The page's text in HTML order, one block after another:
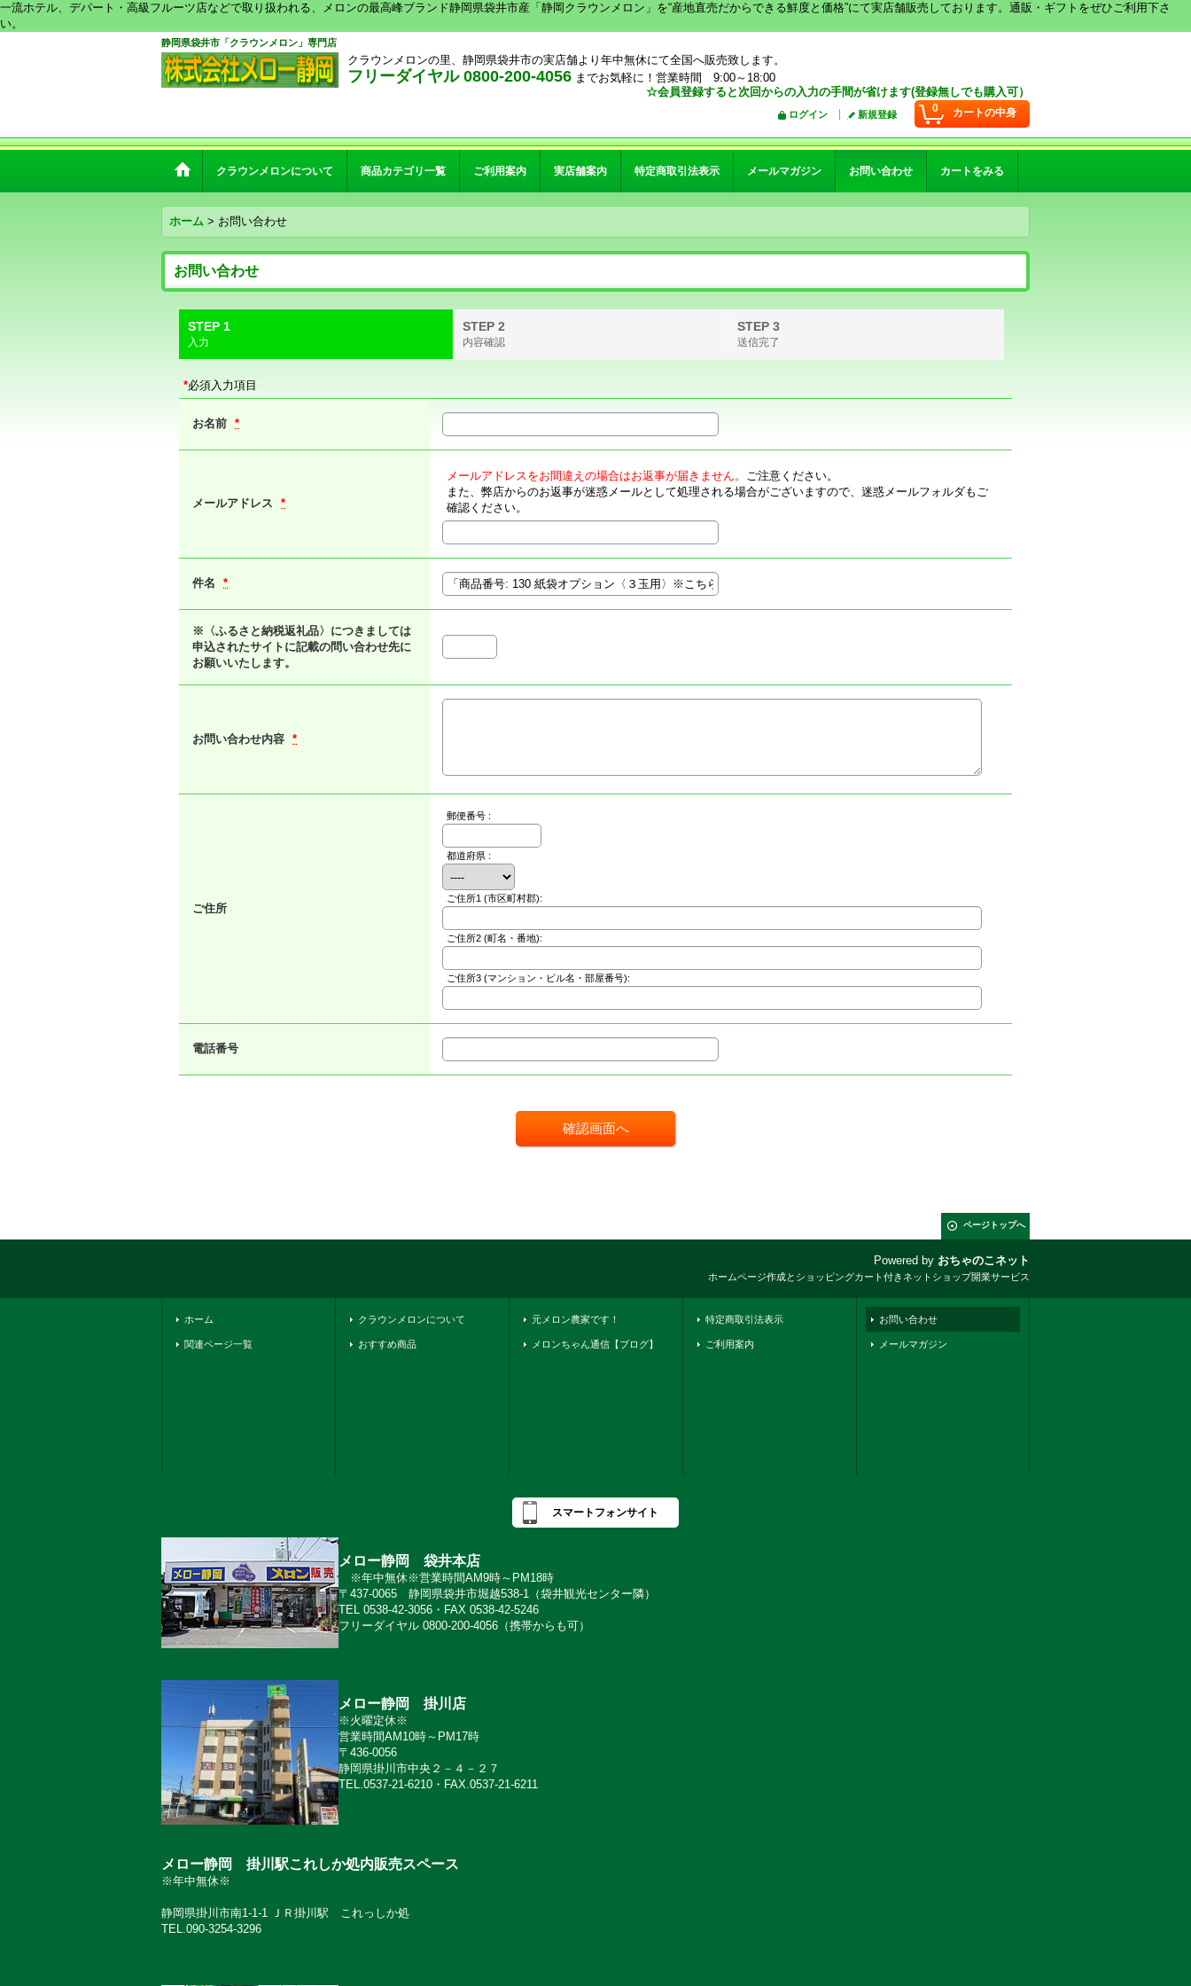
一流ホテル、デパート・高級フルーツ店などで取り扱われる、メロンの最高峰ブランド静岡県袋井市産「静岡クラウンメロン」を“産地直売だからできる鮮度と価格”にて実店舗販売しております。通販・ギフトをぜひご利用下さ
い。
静岡県袋井市「クラウンメロン」専門店
クラウンメロンの里、静岡県袋井市の実店舗より年中無休にて全国へ販売致します。
フリーダイヤル 0800-200-4056 までお気軽に！営業時間 9:00～18:00
☆会員登録すると次回からの入力の手間が省けます(登録無しでも購入可）
0 カートの中身
ログイン 新規登録
クラウンメロンについて 商品カテゴリ一覧 ご利用案内 実店舗案内 特定商取引法表示 メールマガジン お問い合わせ カートをみる
ホーム > お問い合わせ
お問い合わせ
STEP 1
入力
STEP 2
内容確認
STEP 3
送信完了
*必須入力項目
お名前 *
メールアドレス *
メールアドレスをお間違えの場合はお返事が届きません。 ご注意ください。
また、弊店からのお返事が迷惑メールとして処理される場合がございますので、迷惑メールフォルダもご
確認ください。
件名 *
※〈ふるさと納税返礼品〉につきましては
申込されたサイトに記載の問い合わせ先に
お願いいたします。
お問い合わせ内容 *
ご住所
郵便番号 :
都道府県 :
ご住所1 (市区町村郡):
ご住所2 (町名・番地):
ご住所3 (マンション・ビル名・部屋番号):
電話番号
ページトップへ
Powered by おちゃのこネット
ホームページ作成とショッピングカート付きネットショップ開業サービス
ホーム
関連ページ一覧
クラウンメロンについて
おすすめ商品
元メロン農家です！
メロンちゃん通信【ブログ】
特定商取引法表示
ご利用案内
お問い合わせ
メールマガジン
スマートフォンサイト
メロー静岡 袋井本店
※年中無休※営業時間AM9時～PM18時
〒437-0065 静岡県袋井市堀越538-1（袋井観光センター隣）
TEL 0538-42-3056・FAX 0538-42-5246
フリーダイヤル 0800-200-4056（携帯からも可）
メロー静岡 掛川店
※火曜定休※
営業時間AM10時～PM17時
〒436-0056
静岡県掛川市中央２－４－２７
TEL.0537-21-6210・FAX.0537-21-6211
メロー静岡 掛川駅これしか処内販売スペース
※年中無休※
静岡県掛川市南1-1-1 ＪＲ掛川駅 これっしか処
TEL.090-3254-3296